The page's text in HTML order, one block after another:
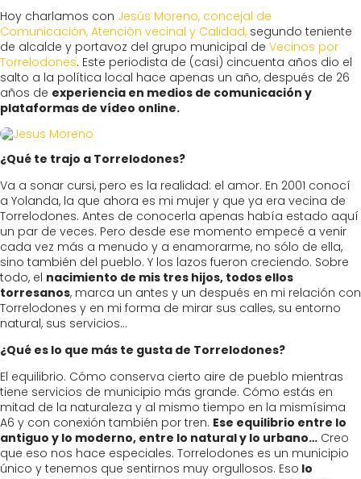
Hoy charlamos con Jesús Moreno, concejal de
Comunicación, Atención vecinal y Calidad, segundo teniente
de alcalde y portavoz del grupo municipal de Vecinos por
Torrelodones. Este periodista de (casi) cincuenta años dio el
salto a la política local hace apenas un año, después de 26
años de experiencia en medios de comunicación y
plataformas de vídeo online.
¿Qué te trajo a Torrelodones?
Va a sonar cursi, pero es la realidad: el amor. En 2001 conocí
a Yolanda, la que ahora es mi mujer y que ya era vecina de
Torrelodones. Antes de conocerla apenas había estado aquí
un par de veces. Pero desde ese momento empecé a venir
cada vez más a menudo y a enamorarme, no sólo de ella,
sino también del pueblo. Y los lazos fueron creciendo. Sobre
todo, el nacimiento de mis tres hijos, todos ellos
torresanos, marca un antes y un después en mi relación con
Torrelodones y en mi forma de mirar sus calles, su entorno
natural, sus servicios…
¿Qué es lo que más te gusta de Torrelodones?
El equilibrio. Cómo conserva cierto aire de pueblo mientras
tiene servicios de municipio más grande. Cómo estás en
mitad de la naturaleza y al mismo tiempo en la mismísima
A6 y con conexión también por tren. Ese equilibrio entre lo
antiguo y lo moderno, entre lo natural y lo urbano… Creo
que eso nos hace especiales. Torrelodones es un municipio
único y tenemos que sentirnos muy orgullosos. Eso lo